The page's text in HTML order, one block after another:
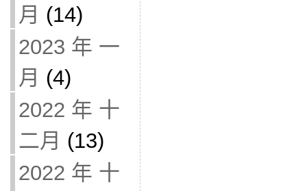
月 (14)
2023 年 一
月 (4)
2022 年 十
二月 (13)
2022 年 十